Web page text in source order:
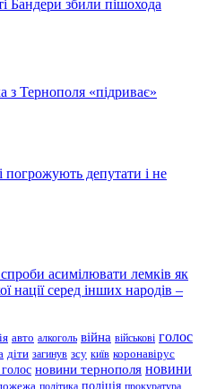
Бандери збили пішохода
з Тернополя «підриває»
депутати і не
асимілювати лемків як
нації серед інших народів –
авто алкоголь війна військові голос
діти загинув зсу київ коронавірус
новини тернополя новини
поліція